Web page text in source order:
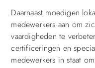
Daarnaast moedigen
medewerkers aan om
vaardigheden te
certificeringen en
medewerkers in staat